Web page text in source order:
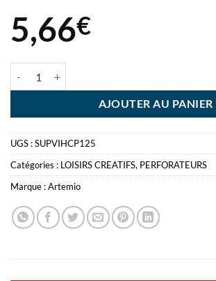
5,66€
AJOUTER AU PANIER
UGS :SUPVIHCP125
Catégories : LOISIRS CREATIFS, PERFORATEURS
Marque :Artemio